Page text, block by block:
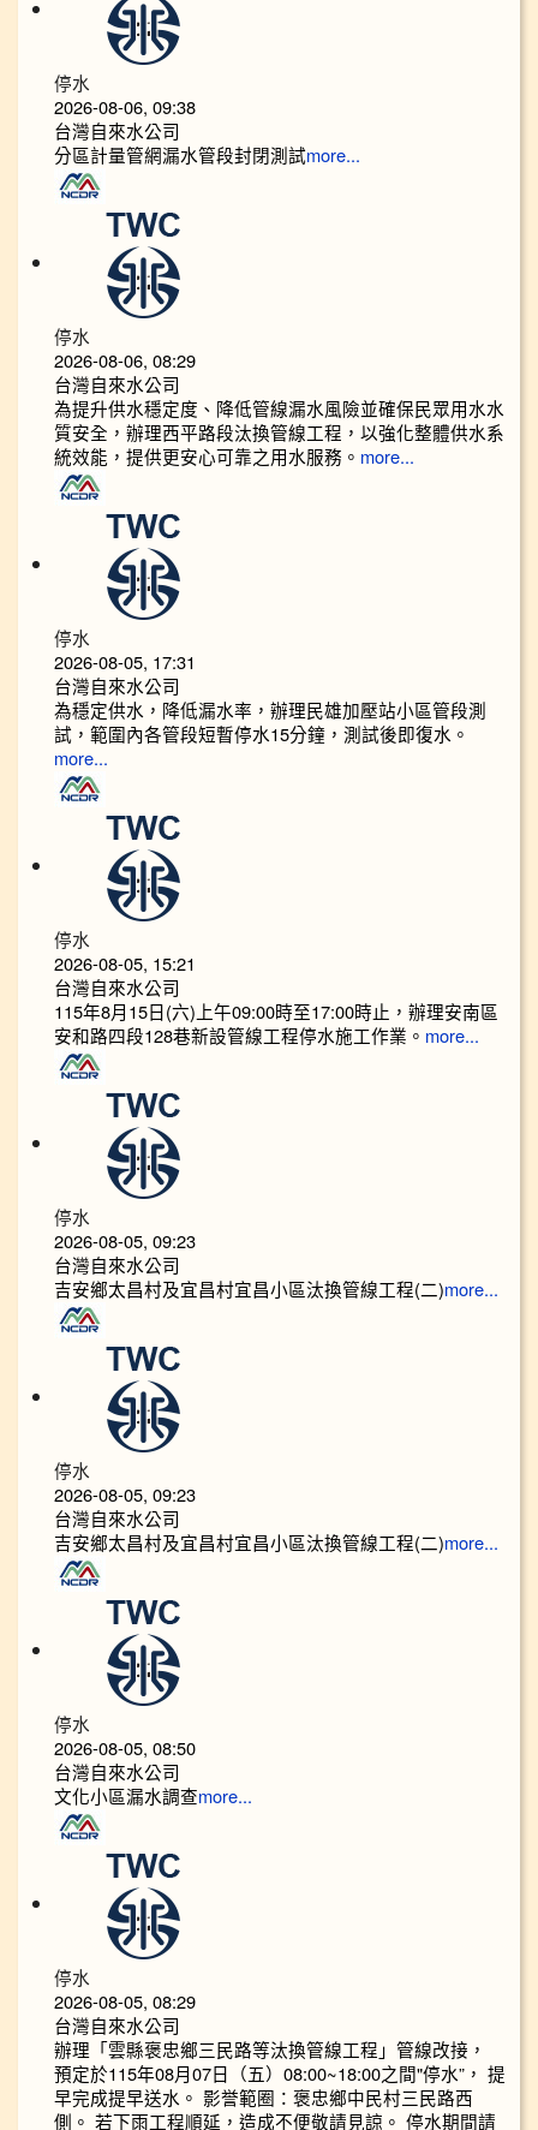
停水
2026-08-06, 09:38
台灣自來水公司
分區計量管網漏水管段封閉測試more...
停水
2026-08-06, 08:29
台灣自來水公司
為提升供水穩定度、降低管線漏水風險並確保民眾用水水
質安全，辦理西平路段汰換管線工程，以強化整體供水系
統效能，提供更安心可靠之用水服務。 more...
停水
2026-08-05, 17:31
台灣自來水公司
為穩定供水，降低漏水率，辦理民雄加壓站小區管段測
試，範圍內各管段短暫停水15分鐘，測試後即復水。
more...
停水
2026-08-05, 15:21
台灣自來水公司
115年8月15日(六)上午09:00時至17:00時止，辦理安南區
安和路四段128巷新設管線工程停水施工作業。 more...
停水
2026-08-05, 09:23
台灣自來水公司
吉安鄉太昌村及宜昌村宜昌小區汰換管線工程(二)more...
停水
2026-08-05, 09:23
台灣自來水公司
吉安鄉太昌村及宜昌村宜昌小區汰換管線工程(二)more...
停水
2026-08-05, 08:50
台灣自來水公司
文化小區漏水調查more...
停水
2026-08-05, 08:29
台灣自來水公司
辦理「雲縣褒忠鄉三民路等汰換管線工程」管線改接，
預定於115年08月07日（五）08:00~18:00之間"停水”， 提
早完成提早送水。 影誉範圈：褒忠鄉中民村三民路西
側。 若下雨工程順延，造成不便敬請見諒。 停水期間請